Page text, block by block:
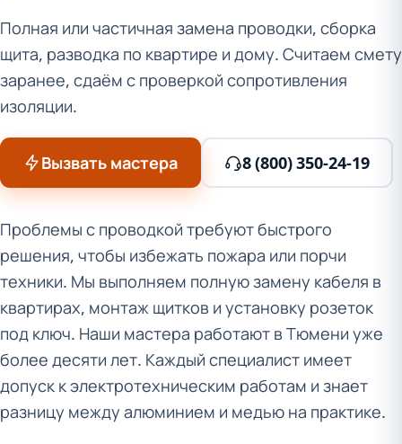
Полная или частичная замена проводки, сборка
щита, разводка по квартире и дому. Считаем смету
заранее, сдаём с проверкой сопротивления
изоляции.
Вызвать мастера 8 (800) 350-24-19
Проблемы с проводкой требуют быстрого
решения, чтобы избежать пожара или порчи
техники. Мы выполняем полную замену кабеля в
квартирах, монтаж щитков и установку розеток
под ключ. Наши мастера работают в Тюмени уже
более десяти лет. Каждый специалист имеет
допуск к электротехническим работам и знает
разницу между алюминием и медью на практике.